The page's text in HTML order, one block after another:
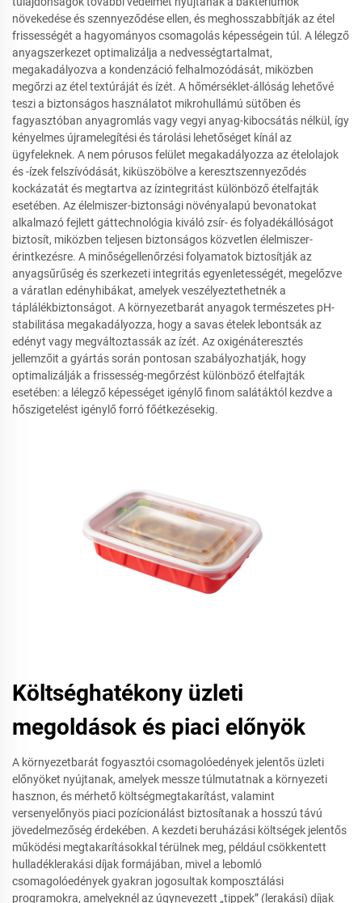
növekedése és szennyeződése ellen, és meghosszabbítják az étel
frissességét a hagyományos csomagolás képességein túl. A lélegző
anyagszerkezet optimalizálja a nedvességtartalmat,
megakadályozva a kondenzáció felhalmozódását, miközben
megőrzi az étel textúráját és ízét. A hőmérséklet-állóság lehetővé
teszi a biztonságos használatot mikrohullámú sütőben és
fagyasztóban anyagromlás vagy vegyi anyag-kibocsátás nélkül, így
kényelmes újramelegítési és tárolási lehetőséget kínál az
ügyfeleknek. A nem pórusos felület megakadályozza az ételolajok
és -ízek felszívódását, kiküszöbölve a keresztszennyeződés
kockázatát és megtartva az ízintegritást különböző ételfajták
esetében. Az élelmiszer-biztonsági növényalapú bevonatokat
alkalmazó fejlett gáttechnológia kiváló zsír- és folyadékállóságot
biztosít, miközben teljesen biztonságos közvetlen élelmiszer-
érintkezésre. A minőségellenőrzési folyamatok biztosítják az
anyagsűrűség és szerkezeti integritás egyenletességét, megelőzve
a váratlan edényhibákat, amelyek veszélyeztethetnék a
táplálékbiztonságot. A környezetbarát anyagok természetes pH-
stabilitása megakadályozza, hogy a savas ételek lebontsák az
edényt vagy megváltoztassák az ízét. Az oxigénáteresztés
jellemzőit a gyártás során pontosan szabályozhatják, hogy
optimalizálják a frissesség-megőrzést különböző ételfajták
esetében: a lélegző képességet igénylő finom salátáktól kezdve a
hőszigetelést igénylő forró főétkezésekig.
Költséghatékony üzleti
megoldások és piaci előnyök
A környezetbarát fogyasztói csomagolóedények jelentős üzleti
előnyöket nyújtanak, amelyek messze túlmutatnak a környezeti
hasznon, és mérhető költségmegtakarítást, valamint
versenyelőnyös piaci pozícionálást biztosítanak a hosszú távú
jövedelmezőség érdekében. A kezdeti beruházási költségek jelentős
működési megtakarításokkal térülnek meg, például csökkentett
hulladéklerakási díjak formájában, mivel a lebomló
csomagolóedények gyakran jogosultak komposztálási
programokra, amelyeknél az úgynevezett „tippek” (lerakási) díjak